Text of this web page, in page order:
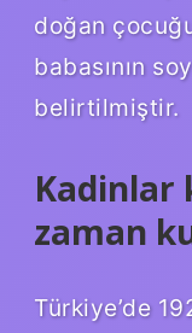
doğan
babasının
belirtilmiştir.
Kadinlar
zaman
Türkiye’de